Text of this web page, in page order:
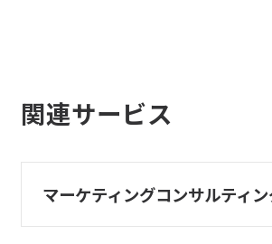
関連サービス
マーケティングコンサルティ